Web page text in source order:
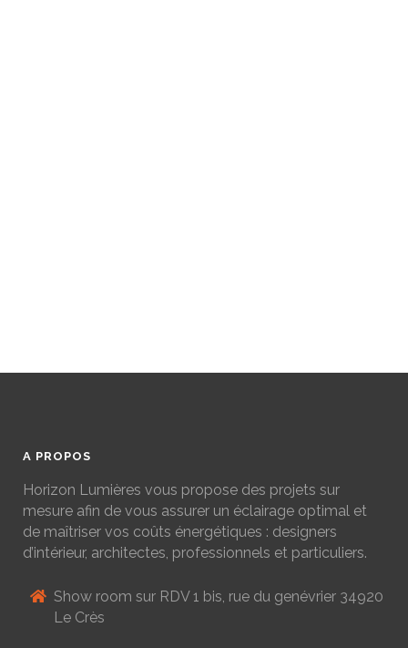
A PROPOS
Horizon Lumières vous propose des projets sur
mesure afin de vous assurer un éclairage optimal et
de maîtriser vos coûts énergétiques : designers
d’intérieur, architectes, professionnels et particuliers.
Show room sur RDV 1 bis, rue du genévrier 34920
Le Crès